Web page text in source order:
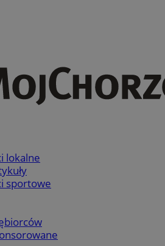
lokalne
sportowe